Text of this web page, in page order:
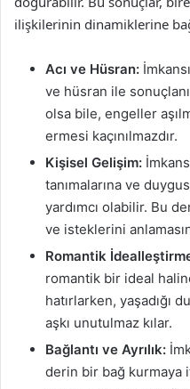
ilişkilerinin dinamiklerine
Acı ve Hüsran:
ve hüsran ile
olsa bile, engeller
ermesi kaçınılmazdır.
Kişisel Gelişim:
tanımalarına ve
yardımcı olabilir. Bu
ve isteklerini
Romantik
romantik bir ideal
hatırlarken, yaşadığı
aşkı unutulmaz kılar.
Bağlantı ve Ayrılık:
derin bir bağ kurmaya